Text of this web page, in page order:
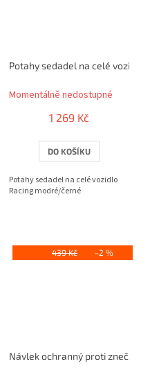
červené
Potahy sedadel na celé vozidlo
Momentálně nedostupné
1 269 Kč
DO KOŠÍKU
Potahy sedadel na celé vozidlo
Racing modré/černé
Mendoza šedé
439 Kč –2 %
Návlek ochranný proti